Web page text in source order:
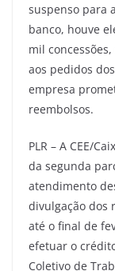
suspenso para
banco, houve
mil
aos pedidos
empresa
reembolsos.
PLR – A CEE/
da segunda
atendimento
divulgação dos
até o final de
efetuar o
Coletivo de